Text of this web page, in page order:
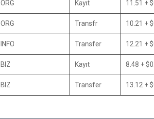
ORG Kayıt 11.51 +
ORG Transfr 10.21 +
INFO Transfer 12.21 +
BIZ Kayıt 8.48 +
BIZ Transfer 13.12 +